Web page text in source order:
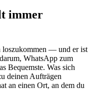
immer
loszukommen — und er ist
WhatsApp zum
Bequemste. Was sich
deinen Aufträgen
an einen Ort, an dem du